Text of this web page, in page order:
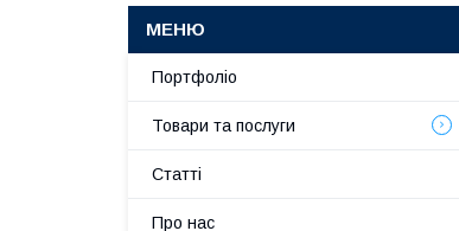
Портфоліо
Товари та послуги
Статті
Про нас